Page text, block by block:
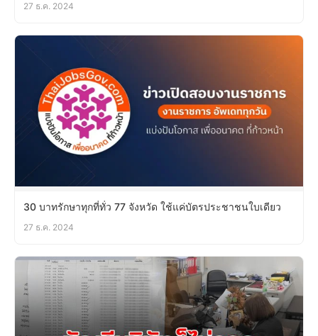
27 ธ.ค. 2024
30 บาทรักษาทุกที่ทั่ว 77 จังหวัด ใช้แค่บัตรประชาชนใบเดียว
27 ธ.ค. 2024